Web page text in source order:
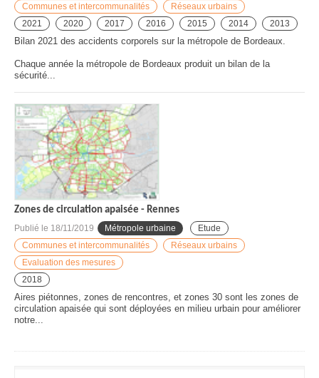
Communes et intercommunalités
Réseaux urbains
2021
2020 2017 2016 2015 2014 2013
Bilan 2021 des accidents corporels sur la métropole de Bordeaux.
Chaque année la métropole de Bordeaux produit un bilan de la
sécurité...
Zones de circulation apaisée - Rennes
Publié le 18/11/2019 Métropole urbaine
Etude
Communes et intercommunalités
Réseaux urbains
Evaluation des mesures
2018
Aires piétonnes, zones de rencontres, et zones 30 sont les zones de
circulation apaisée qui sont déployées en milieu urbain pour améliorer
notre...